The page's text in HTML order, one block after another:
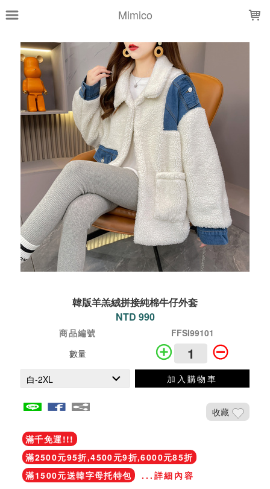
Mimico
韓版羊羔絨拼接純棉牛仔外套
NTD 990
商品編號
FFSI99101
數量
加入購物車
收藏
滿千免運!!!
滿2500元95折,4500元9折,6000元85折
滿1500元送韓字母托特包
...詳細內容